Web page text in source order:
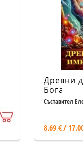
Древни
Бога
Съставител
8.69 € /